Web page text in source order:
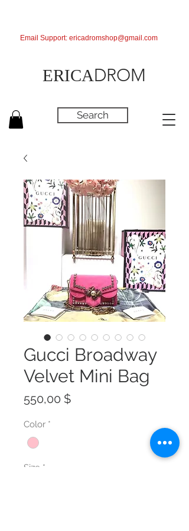
ERICADROM
Search
Email Support: ericadromshop@gmail.com
Gucci Broadway
Velvet Mini Bag
550,00 $Preis
Color *
Size *